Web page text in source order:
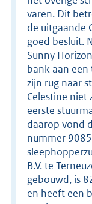
varen. Dit
de uitgaande
goed besluit.
Sunny
bank aan
zijn rug naar
Celestine niet
eerste
daarop vond
nummer
B.V. te
gebouwd, is
en heeft een